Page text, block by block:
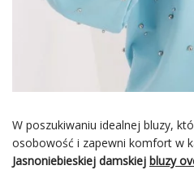
W poszukiwaniu idealnej bluzy,
osobowość i zapewni komfort w
Jasnoniebieskiej damskiej bluzy